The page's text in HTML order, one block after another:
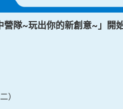
隊~玩出你的新創意~」開
）